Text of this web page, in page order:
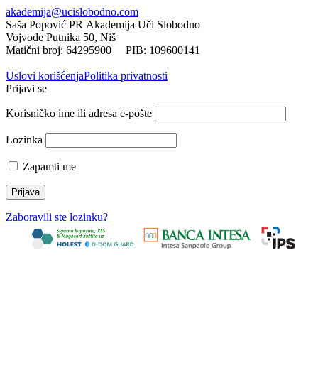
akademija@ucislobodno.com
Saša Popović PR Akademija Uči Slobodno
Vojvode Putnika 50, Niš
Matični broj: 64295900 PIB: 109600141
Uslovi korišćenjaPolitika privatnosti
Prijavi se
Korisničko ime ili adresa e-pošte
Lozinka
Zapamti me
Zaboravili ste lozinku?